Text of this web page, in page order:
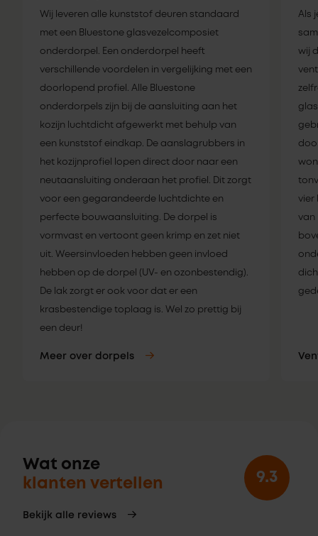
Wij leveren alle kunststof deuren standaard
met een Bluestone glasvezelcomposiet
onderdorpel. Een onderdorpel heeft
verschillende voordelen in vergelijking met een
doorlopend profiel. Alle Bluestone
onderdorpels zijn bij de aansluiting aan het
kozijn luchtdicht afgewerkt met behulp van
een kunststof eindkap. De aanslagrubbers in
het kozijnprofiel lopen direct door naar een
neutaansluiting onderaan het profiel. Dit zorgt
voor een gegarandeerde luchtdichte en
perfecte bouwaansluiting. De dorpel is
vormvast en vertoont geen krimp en zet niet
uit. Weersinvloeden hebben geen invloed
hebben op de dorpel (UV- en ozonbestendig).
De lak zorgt er ook voor dat er een
krasbestendige toplaag is. Wel zo prettig bij
een deur!
Meer over dorpels
Als
wij
vier
van
Wat onze
klanten vertellen
Bekijk alle reviews
9.3